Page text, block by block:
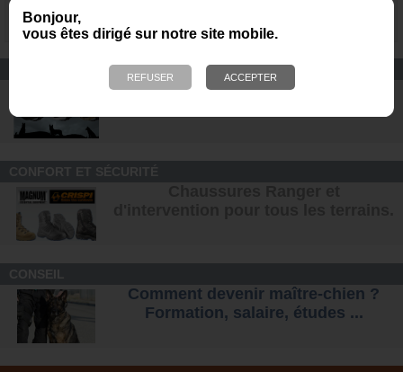
Bonjour,
vous êtes dirigé sur notre site mobile.
145,90 €
EQUIPEMENT DE PROTECTION
Casques de protection DARK
Comment devenir maître-chien ?
Formation, salaire, études ...